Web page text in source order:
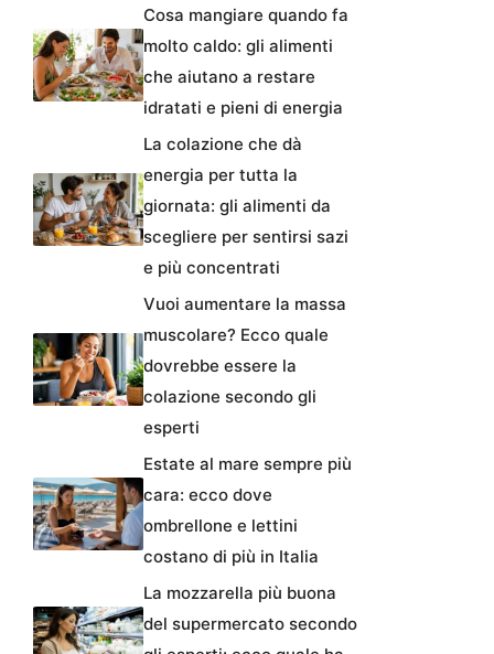
Cosa mangiare quando fa
molto caldo: gli alimenti
che aiutano a restare
idratati e pieni di energia
La colazione che dà
energia per tutta la
giornata: gli alimenti da
scegliere per sentirsi sazi
e più concentrati
Vuoi aumentare la massa
muscolare? Ecco quale
dovrebbe essere la
colazione secondo gli
esperti
Estate al mare sempre più
cara: ecco dove
ombrellone e lettini
costano di più in Italia
La mozzarella più buona
del supermercato secondo